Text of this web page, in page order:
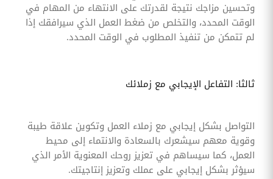
وتحسين مزاجك نتيجة لقدرتك على الانتهاء من المهام في
الوقت المحدد، والتخلص من ضغط العمل الذي سيرافقك إذا
لم تتمكن من تنفيذ المطلوب في الوقت المحدد.
ثالثا: التفاعل الإيجابي مع زملائك
التواصل بشكل إيجابي مع زملاء العمل وتكوين علاقة طيبة
وقوية معهم سيشعرك بالسعادة والانتماء إلى محيط
العمل، كما سيساهم في تعزيز روحك المعنوية الأمر الذي
سيؤثر بشكل إيجابي على عملك وتعزيز إنتاجيتك.